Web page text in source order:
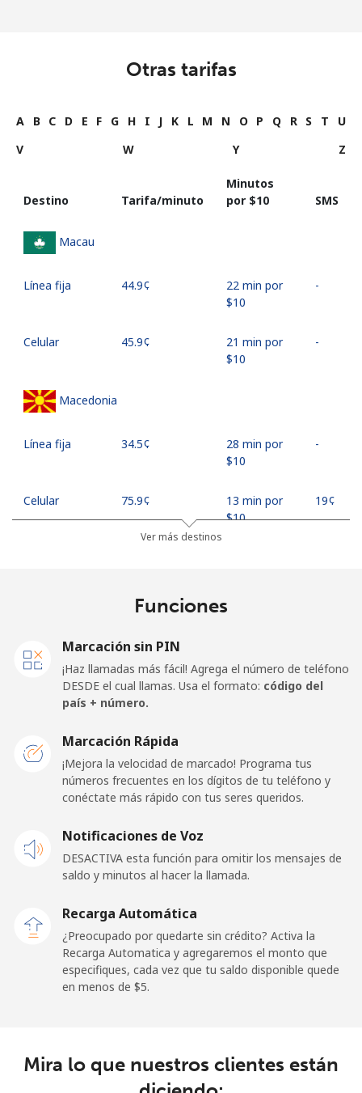
Otras tarifas
A B C D E F G H I J K L M N O P Q R S T
U
V
W Y Z
Destino Tarifa/minuto
Minutos
por ⁦$10⁩
SMS
Macau
Línea fija ⁦44.9¢⁩
22 min por
⁦$10⁩
-
Celular ⁦45.9¢⁩
21 min por
⁦$10⁩
-
Macedonia
Línea fija ⁦34.5¢⁩
28 min por
⁦$10⁩
-
Celular ⁦75.9¢⁩
13 min por
⁦$10⁩
⁦19¢⁩
⁦119.5¢⁩
8 min por
Celular
⁦$10⁩
Línea fija ⁦84.5¢⁩
11 min por
⁦$10⁩
Malaysia
Línea fija ⁦1.9¢⁩
⁦$10⁩
⁦1.9¢⁩
526 min por
-
Ver más destinos
Funciones
Marcación sin PIN
¡Haz llamadas más fácil! Agrega el número de teléfono
DESDE el cual llamas. Usa el formato: código del
país + número.
Marcación Rápida
¡Mejora la velocidad de marcado! Programa tus
números frecuentes en los dígitos de tu teléfono y
conéctate más rápido con tus seres queridos.
Notificaciones de Voz
DESACTIVA esta función para omitir los mensajes de
saldo y minutos al hacer la llamada.
Recarga Automática
¿Preocupado por quedarte sin crédito? Activa la
Recarga Automatica y agregaremos el monto que
especifiques, cada vez que tu saldo disponible quede
en menos de ⁦$5⁩.
Mira lo que nuestros clientes están